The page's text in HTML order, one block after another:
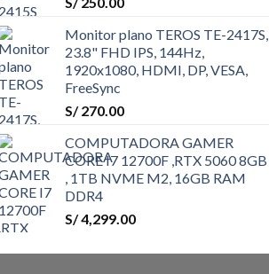
Monitor plano TEROS TE-2417S,
23.8" FHD IPS, 144Hz,
1920x1080, HDMI, DP, VESA,
FreeSync
S/270.00
COMPUTADORA GAMER
CORE I7 12700F ,RTX 5060 8GB
, 1TB NVME M2, 16GB RAM
DDR4
S/4,299.00